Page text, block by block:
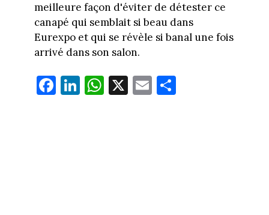
meilleure façon d'éviter de détester ce
canapé qui semblait si beau dans
Eurexpo et qui se révèle si banal une fois
arrivé dans son salon.
Fa
ce
Li
nk
W
ha
X E
m
Pa